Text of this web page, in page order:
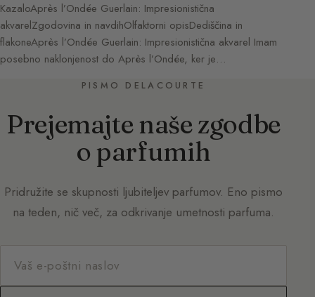
KazaloAprès l’Ondée Guerlain: Impresionistična
akvarelZgodovina in navdihOlfaktorni opisDediščina in
flakoneAprès l’Ondée Guerlain: Impresionistična akvarel Imam
posebno naklonjenost do Après l’Ondée, ker je…
PISMO DELACOURTE
Prejemajte naše zgodbe
o parfumih
Pridružite se skupnosti ljubiteljev parfumov. Eno pismo
na teden, nič več, za odkrivanje umetnosti parfuma.